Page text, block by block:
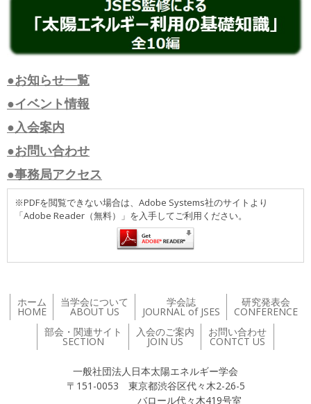
●お知らせ一覧
●イベント情報
●入会案内
●お問い合わせ
●事務局アクセス
※PDFを閲覧できない場合は、Adobe Systems社のサイトより
「Adobe Reader（無料）」を入手してご利用ください。
ホーム
HOME
当学会について
ABOUT US
学会誌
JOURNAL of JSES
研究発表会
CONFERENCE
部会・関連サイト
SECTION
入会のご案内
JOIN US
お問い合わせ
CONTCT US
一般社団法人日本太陽エネルギー学会
〒151-0053 東京都渋谷区代々木2-26-5
バロール代々木419号室